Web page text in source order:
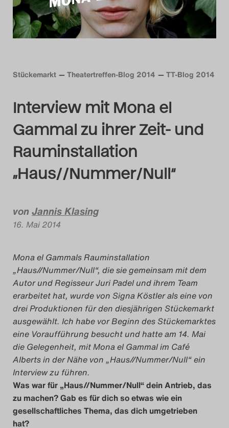
Das Theatertreffen-Blog
2014
Das Theatertreffen-Blog
Das Theatertreffen-Blog
2016
Das Theatertreffen-Blog
2017
Das Theatertreffen-Blog
2018
Das Theatertreffen-Blog
2018 Alumni
Das Theatertreffen-Blog
2019
Das Theatertreffen-Blog
2020
Das Theatertreffen-Blog
2021
Stückemarkt Theatertreffen-Blog 2014 TT-Blog 2014
Interview mit Mona el
Gammal zu ihrer Zeit- und
Rauminstallation
„Haus//Nummer/Null“
vonJannis Klasing
16. Mai 2014
Mona el Gammals Rauminstallation
„Haus//Nummer/Null“, die sie gemeinsam mit dem
Autor und Regisseur Juri Padel und ihrem Team
erarbeitet hat, wurde von Signa Köstlerals eine von
drei Produktionen für den diesjährigen Stückemarkt
ausgewählt. Ich habe vor Beginn des Stückemarktes
eine Voraufführung besucht und hatte am 14. Mai
die Gelegenheit, mit Mona el Gammal im Café
Alberts in der Nähe von „Haus//Nummer/Null“ ein
Interview zu führen.
Was war für „Haus//Nummer/Null“ dein Antrieb, das
zu machen? Gab es für dich so etwas wie ein
gesellschaftliches Thema, das dich umgetrieben
hat?